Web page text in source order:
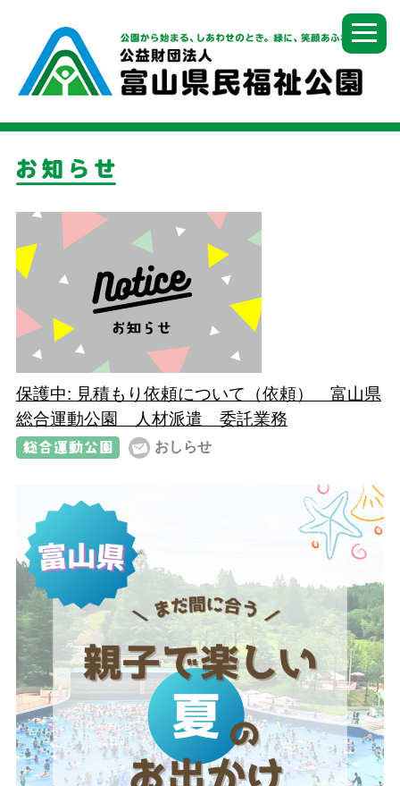
保護中: 見積もり依頼について（依頼） 富山県
総合運動公園 人材派遣 委託業務
おしらせ